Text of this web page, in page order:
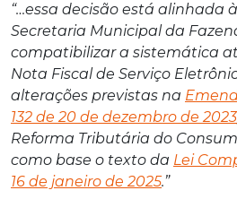
“…essa decisão está alinhada
Secretaria Municipal da
compatibilizar a sistemática
Nota Fiscal de Serviço
alterações previstas na
132 de 20 de dezembro de 2023
Reforma Tributária do
como base o texto da Lei
16 de janeiro de 2025.”